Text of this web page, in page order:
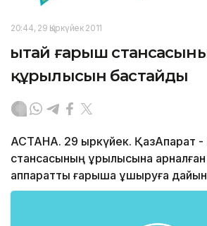
20:44, 29 Қыркүйек 2011
Қытай ғарыш
құрылысын бастайды
АСТАНА. 29 қыркүйек.
стансасының құрылысына
аппаратты ғарышқа ұшыруға